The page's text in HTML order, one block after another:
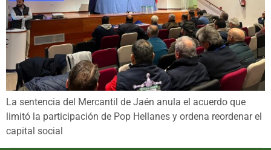
La sentencia del Mercantil de Jaén anula el acuerdo que
limitó la participación de Pop Hellanes y ordena reordenar el
capital social